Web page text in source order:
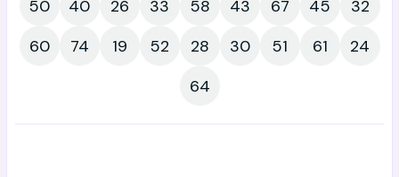
50
40 26 33 58 43 67 45
32
60
74 19 52 28 30 51 61
24
64